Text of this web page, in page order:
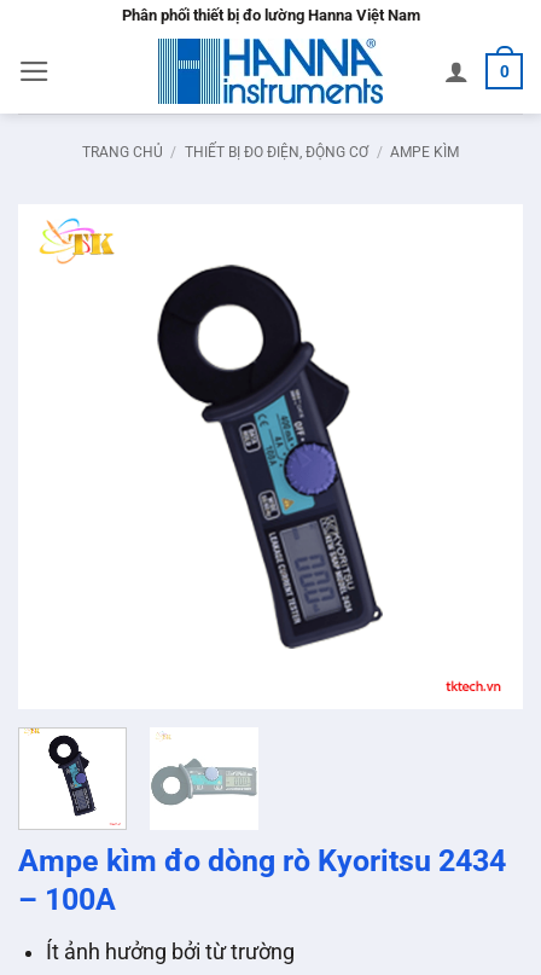
nội
dung
Phân phối thiết bị đo lường Hanna Việt Nam
0
TRANG CHỦ / THIẾT BỊ ĐO ĐIỆN, ĐỘNG CƠ / AMPE KÌM
Ampe kìm đo dòng rò Kyoritsu 2434
– 100A
Ít ảnh hưởng bởi từ trường